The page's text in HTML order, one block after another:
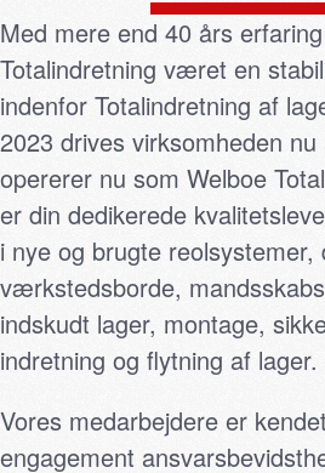
Med mere end 40 års
Totalindretning været en
indenfor Totalindretning af
2023 drives virksomheden
opererer nu som Welboe
er din dedikerede
i nye og brugte
værkstedsborde,
indskudt lager, montage,
indretning og flytning af lager.
Vores medarbejdere er
engagement